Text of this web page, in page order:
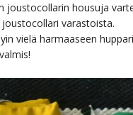
joustocollarin housuja
varastoista.
vielä harmaaseen